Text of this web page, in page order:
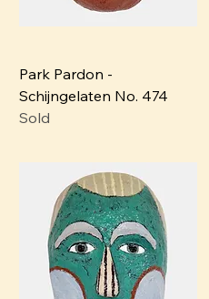
Park Pardon -
Schijngelaten No. 474
Sold